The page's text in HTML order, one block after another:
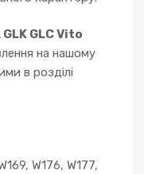
GLC Vito
на нашому
в розділі
W176, W177,